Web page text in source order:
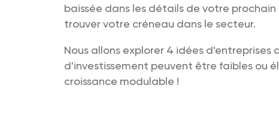
baissée dans les détails de votre
trouver votre créneau dans le secteur.
Nous allons explorer 4 idées
d'investissement peuvent être faibles ou
croissance modulable !